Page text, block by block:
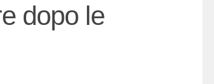
dopo le